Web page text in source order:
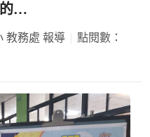
的…
教務處 報導
點閱數：